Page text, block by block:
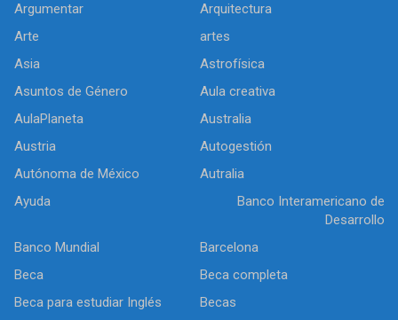
Argumentar
Arquitectura
Arte
artes
Asia
Astrofísica
Asuntos de Género
Aula creativa
AulaPlaneta
Australia
Austria
Autogestión
Autónoma de México
Autralia
Ayuda
Banco Interamericano de
Desarrollo
Banco Mundial
Barcelona
Beca
Beca completa
Beca para estudiar Inglés
Becas